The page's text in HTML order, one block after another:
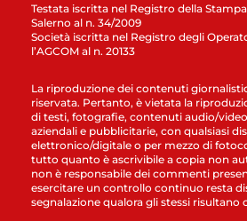
Testata iscritta nel Registro della
Salerno al n. 34/2009
Società iscritta nel Registro degli
l’AGCOM al n. 20133
La riproduzione dei contenuti
riservata. Pertanto, è vietata la
di testi, fotografie, contenuti audio/
aziendali e pubblicitarie, con qualsiasi
elettronico/digitale o per mezzo di
tutto quanto è ascrivibile a copia non
non è responsabile dei commenti
esercitare un controllo continuo resta
segnalazione qualora gli stessi risultano